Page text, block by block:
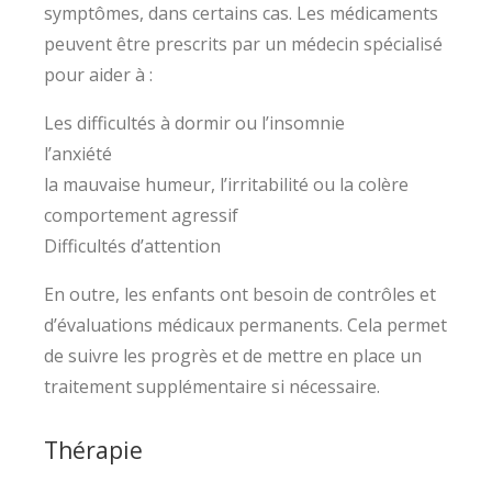
symptômes, dans certains cas. Les médicaments
peuvent être prescrits par un médecin spécialisé
pour aider à :
Les difficultés à dormir ou l’insomnie
l’anxiété
la mauvaise humeur, l’irritabilité ou la colère
comportement agressif
Difficultés d’attention
En outre, les enfants ont besoin de contrôles et
d’évaluations médicaux permanents. Cela permet
de suivre les progrès et de mettre en place un
traitement supplémentaire si nécessaire.
Thérapie